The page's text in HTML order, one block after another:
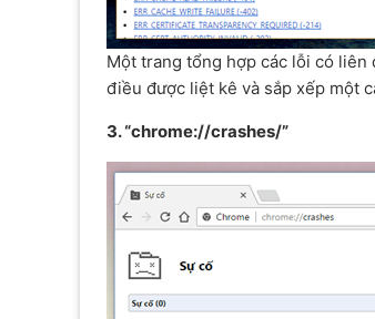
Một trang tổng hợp các lỗi có
điều được liệt kê và sắp xếp một
3. “chrome://crashes/”